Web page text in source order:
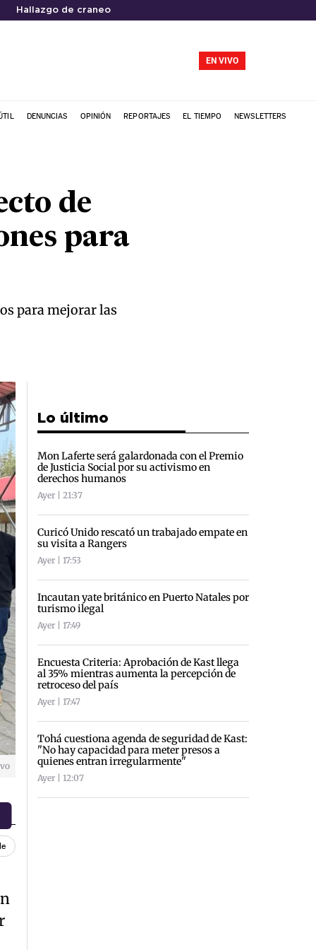
Hallazgo de craneo
EN VIVO
DENUNCIAS OPINIÓN REPORTAJES EL TIEMPO NEWSLETTERS
de
para
para mejorar las
Lo último
Mon Laferte será galardonada con el Premio
de Justicia Social por su activismo en
derechos humanos
Ayer | 21:37
Curicó Unido rescató un trabajado empate en
su visita a Rangers
Ayer | 17:53
Incautan yate británico en Puerto Natales por
turismo ilegal
Ayer | 17:49
Encuesta Criteria: Aprobación de Kast llega
al 35% mientras aumenta la percepción de
retroceso del país
Ayer | 17:47
Tohá cuestiona agenda de seguridad de Kast:
"No hay capacidad para meter presos a
quienes entran irregularmente"
Ayer | 12:07